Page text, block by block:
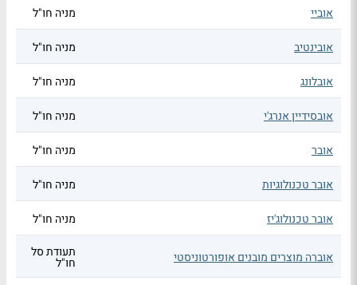
אוביי מניה חו"ל
אובינטיב מניה חו"ל
אובלונג מניה חו"ל
אובסידיין אנרג'י מניה חו"ל
אובר מניה חו"ל
אובר טכנולוגיות מניה חו"ל
אובר טכנולוג'יז מניה חו"ל
אוברה מוצרים מובנים אופורטוניסטי תעודת סל
חו"ל